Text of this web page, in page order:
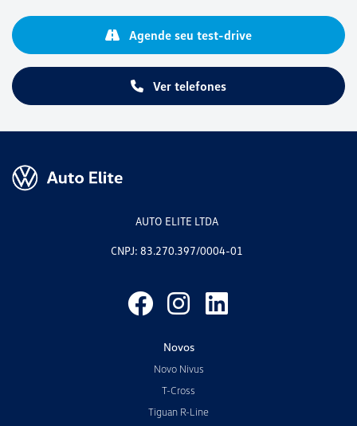
Ver telefones
Agende seu test-drive
AUTO ELITE LTDA
CNPJ: 83.270.397/0004-01
Novos
Novo Nivus
T-Cross
Tiguan R-Line